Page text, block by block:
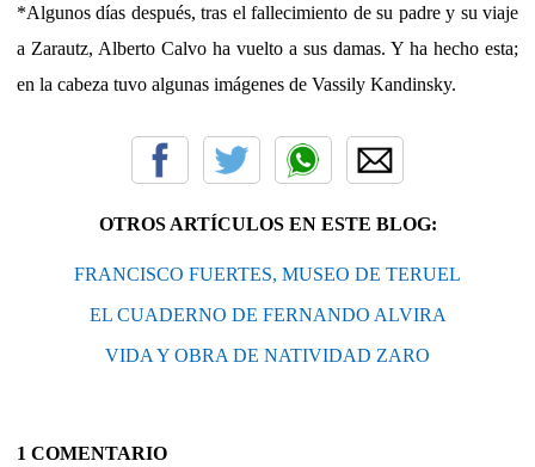
*Algunos días después, tras el fallecimiento de su padre y su viaje
a Zarautz, Alberto Calvo ha vuelto a sus damas. Y ha hecho esta;
en la cabeza tuvo algunas imágenes de Vassily Kandinsky.
OTROS ARTÍCULOS EN ESTE BLOG:
FRANCISCO FUERTES, MUSEO DE TERUEL
EL CUADERNO DE FERNANDO ALVIRA
VIDA Y OBRA DE NATIVIDAD ZARO
1 COMENTARIO